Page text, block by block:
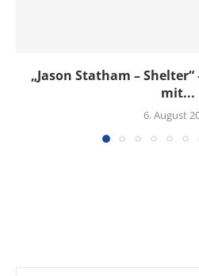
„Jason Statham –
mit...
6. August